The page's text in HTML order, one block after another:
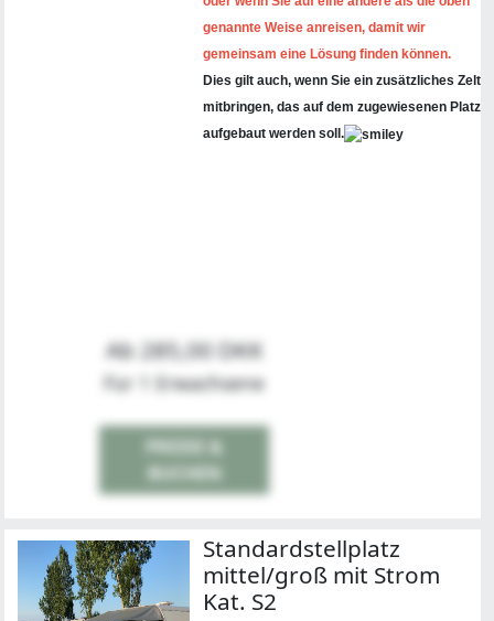
genannte Weise anreisen, damit wir
gemeinsam eine Lösung finden können.
Dies gilt auch, wenn Sie ein zusätzliches Zelt
mitbringen, das auf dem zugewiesenen Platz
aufgebaut werden soll.
Ab 285,00 DKK
Für 1 Erwachsene
PREISE &
BUCHEN
Standardstellplatz
mittel/groß mit Strom
Kat. S2